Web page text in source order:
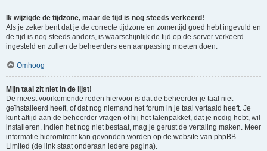
Ik wijzigde de tijdzone, maar de tijd is nog steeds verkeerd!
Als je zeker bent dat je de correcte tijdzone en zomertijd goed hebt ingevuld en
de tijd is nog steeds anders, is waarschijnlijk de tijd op de server verkeerd
ingesteld en zullen de beheerders een aanpassing moeten doen.
Omhoog
Mijn taal zit niet in de lijst!
De meest voorkomende reden hiervoor is dat de beheerder je taal niet
geïnstalleerd heeft, of dat nog niemand het forum in je taal vertaald heeft. Je
kunt altijd aan de beheerder vragen of hij het talenpakket, dat je nodig hebt, wil
installeren. Indien het nog niet bestaat, mag je gerust de vertaling maken. Meer
informatie hieromtrent kan gevonden worden op de website van phpBB
Limited (de link staat onderaan iedere pagina).